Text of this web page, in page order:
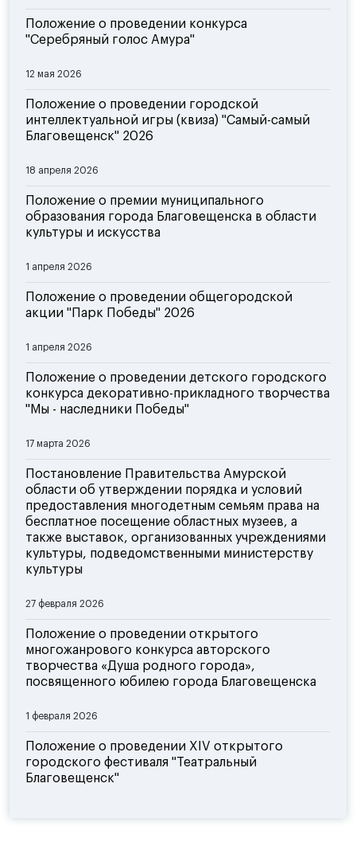
Положение о проведении конкурса
"Серебряный голос Амура"
12 мая 2026
Положение о проведении городской
интеллектуальной игры (квиза) "Самый-самый
Благовещенск" 2026
18 апреля 2026
Положение о премии муниципального
образования города Благовещенска в области
культуры и искусства
1 апреля 2026
Положение о проведении общегородской
акции "Парк Победы" 2026
1 апреля 2026
Положение о проведении детского городского
конкурса декоративно-прикладного творчества
"Мы - наследники Победы"
17 марта 2026
Постановление Правительства Амурской
области об утверждении порядка и условий
предоставления многодетным семьям права на
бесплатное посещение областных музеев, а
также выставок, организованных учреждениями
культуры, подведомственными министерству
культуры
27 февраля 2026
Положение о проведении открытого
многожанрового конкурса авторского
творчества «Душа родного города»,
посвященного юбилею города Благовещенска
1 февраля 2026
Положение о проведении XIV открытого
городского фестиваля "Театральный
Благовещенск"